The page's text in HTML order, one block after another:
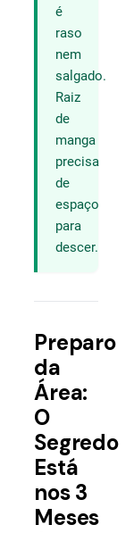
é
raso
nem
salgado.
Raiz
de
manga
precisa
de
espaço
para
descer.
Preparo
da
Área:
O
Segredo
Está
nos 3
Meses